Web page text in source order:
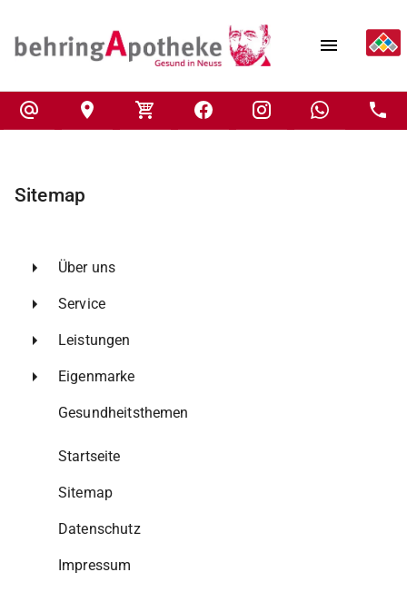
Sitemap
Über uns
Service
Leistungen
Eigenmarke
Gesundheitsthemen
Startseite
Sitemap
Datenschutz
Impressum